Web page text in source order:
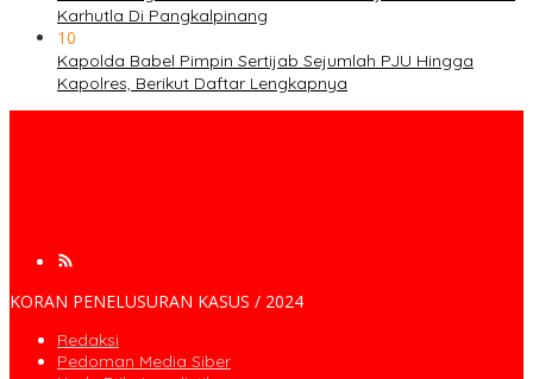
Karhutla Di Pangkalpinang
10
Kapolda Babel Pimpin Sertijab Sejumlah PJU Hingga
Kapolres, Berikut Daftar Lengkapnya
KORAN PENELUSURAN KASUS / 2024
Redaksi
Pedoman Media Siber